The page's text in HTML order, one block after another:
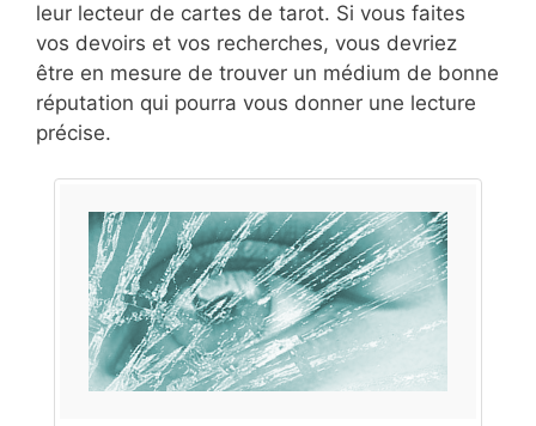
leur lecteur de cartes de tarot. Si vous faites
vos devoirs et vos recherches, vous devriez
être en mesure de trouver un médium de bonne
réputation qui pourra vous donner une lecture
précise.